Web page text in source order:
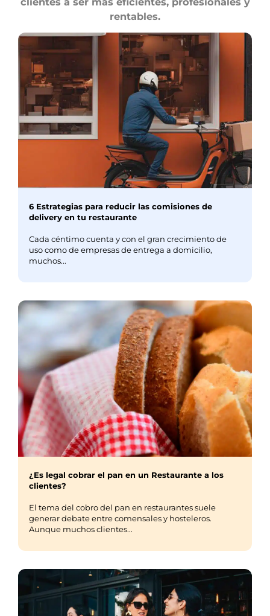
rentables.
6 Estrategias para reducir las comisiones de
delivery en tu restaurante
Cada céntimo cuenta y con el gran crecimiento de
uso como de empresas de entrega a domicilio,
muchos...
¿Es legal cobrar el pan en un Restaurante a los
clientes?
El tema del cobro del pan en restaurantes suele
generar debate entre comensales y hosteleros.
Aunque muchos clientes...